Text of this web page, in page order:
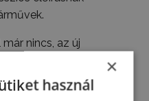
nincs, az új
Az új, nullkilométeres
drasztikusan
jelölnek ki
×
használ